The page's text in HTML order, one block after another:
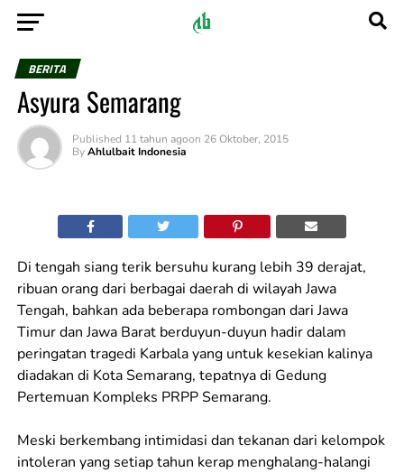
BERITA
Asyura Semarang
Published 11 tahun agoon 26 Oktober, 2015
By Ahlulbait Indonesia
Di tengah siang terik bersuhu kurang lebih 39 derajat,
ribuan orang dari berbagai daerah di wilayah Jawa
Tengah, bahkan ada beberapa rombongan dari Jawa
Timur dan Jawa Barat berduyun-duyun hadir dalam
peringatan tragedi Karbala yang untuk kesekian kalinya
diadakan di Kota Semarang, tepatnya di Gedung
Pertemuan Kompleks PRPP Semarang.
Meski berkembang intimidasi dan tekanan dari kelompok
intoleran yang setiap tahun kerap menghalang-halangi